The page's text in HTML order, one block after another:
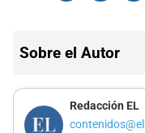
Sobre el Autor
Redacción EL